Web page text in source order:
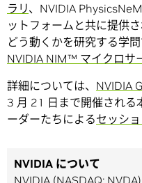
ラリ、NVIDIA
ットフォームと共に提供
どう動くかを研究する学
NVIDIA NIM™ マイクロサ
詳細については、 NVIDIA
3 月 21 日まで開催される
ーダーたちによるセッシ
NVIDIA について